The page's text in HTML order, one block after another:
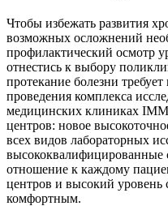
Чтобы избежать развития
возможных осложнений
профилактический осмотр
отнестись к выбору
протекание болезни
проведения комплекса
медицинских клиниках
центров: новое
всех видов лабораторных
высококвалифицированные
отношение к каждому
центров и высокий уровень
комфортным.